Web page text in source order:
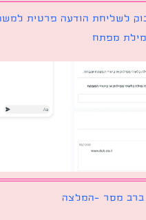
הודעה פרטית למשתמש
-המלצה